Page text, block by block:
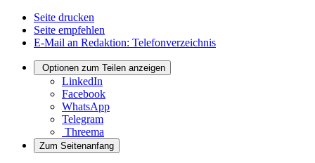
Seite drucken
Seite empfehlen
E-Mail an Redaktion: Telefonverzeichnis
Optionen zum Teilen anzeigen
LinkedIn
Facebook
WhatsApp
Telegram
Threema
Zum Seitenanfang